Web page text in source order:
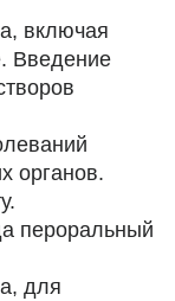
включая
Введение
органов.
пероральный
для